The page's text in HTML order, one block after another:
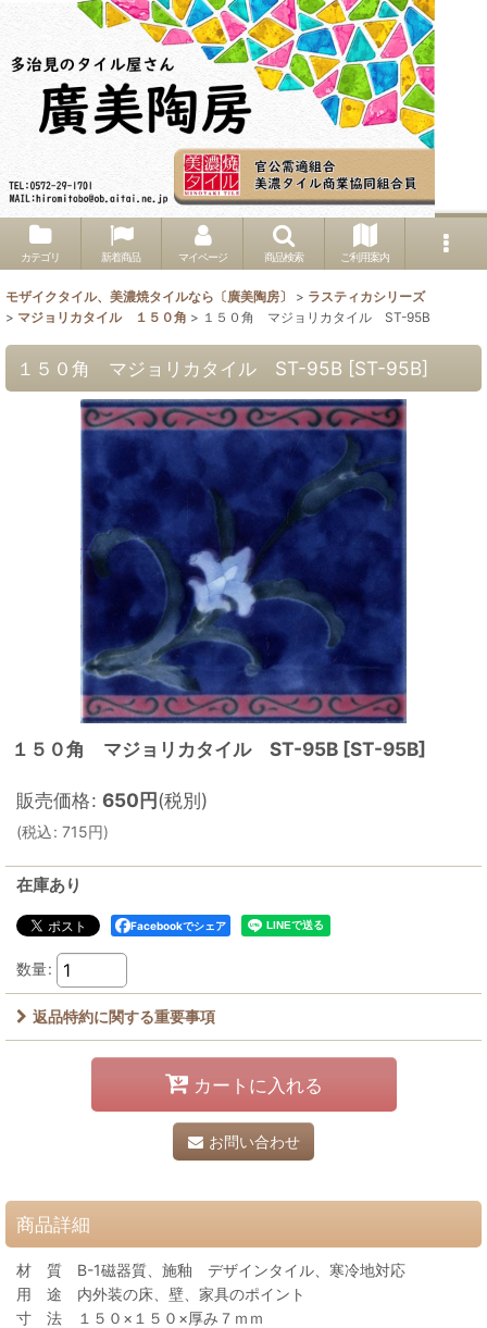
カテゴリ 新着商品 マイページ 商品検索 ご利用案内
モザイクタイル、美濃焼タイルなら〔廣美陶房〕 > ラスティカシリーズ
> マジョリカタイル １５０角 > １５０角 マジョリカタイル ST-95B
１５０角 マジョリカタイル ST-95B [ST-95B]
１５０角 マジョリカタイル ST-95B [ST-95B]
販売価格: 650円(税別)
(税込: 715円)
在庫あり
Facebookでシェア
数量:
返品特約に関する重要事項
カートに入れる
お問い合わせ
商品詳細
材 質 B-1磁器質、施釉 デザインタイル、寒冷地対応
用 途 内外装の床、壁、家具のポイント
寸 法 １５０×１５０×厚み７ｍｍ